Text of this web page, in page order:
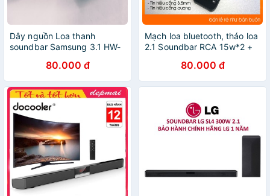
Dây nguồn Loa thanh
soundbar Samsung 3.1 HW-
80.000 đ
Mạch loa bluetooth, tháo loa
2.1 Soundbar RCA 15w*2 +
khiển từ xa80.000 đ